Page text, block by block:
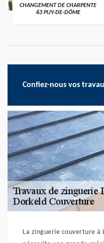
CHANGEMENT DE CHARPENTE
63 PUY-DE-DÔME
Confiez-nous vos
La zinguerie couverture à